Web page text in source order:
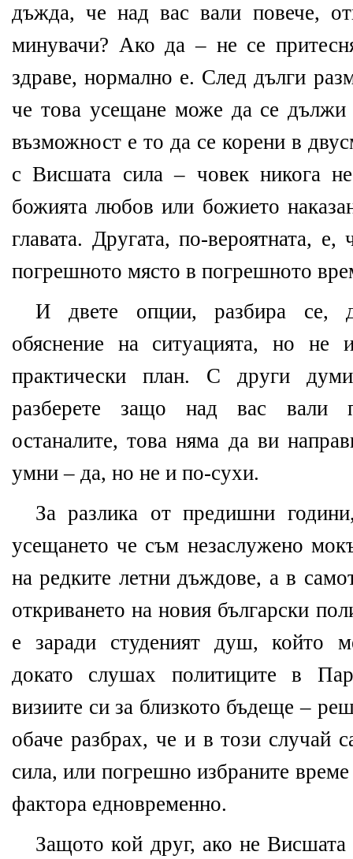
дъжда, че над вас вали повече,
минувачи? Ако да – не се
здраве, нормално е. След дълги
че това усещане може да се
възможност е то да се корени в
с Висшата сила – човек никога
божията любов или божието
главата. Другата, по-вероятната,
погрешното място в погрешното
И двете опции, разбира се,
обяснение на ситуацията, но не
практически план. С други
разберете защо над вас вали
останалите, това няма да ви
умни – да, но не и по-сухи.
За разлика от предишни
усещането че съм незаслужено
на редките летни дъждове, а в
откриването на новия български
е заради студеният душ, който
докато слушах политиците в
визиите си за близкото бъдеще –
обаче разбрах, че и в този случай
сила, или погрешно избраните
фактора едновременно.
Защото кой друг, ако не